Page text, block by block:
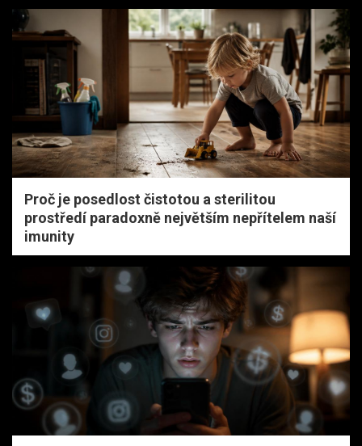
Proč je posedlost čistotou a sterilitou
prostředí paradoxně největším nepřítelem naší
imunity